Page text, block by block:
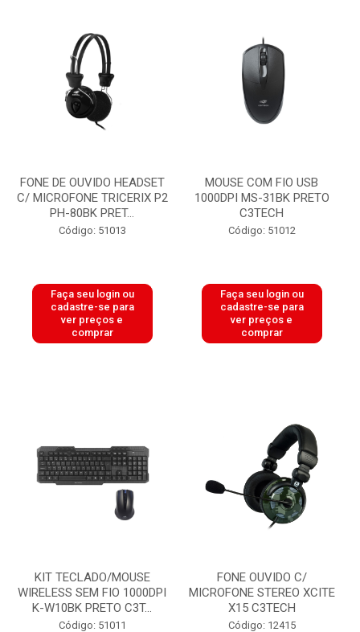
FONE DE OUVIDO HEADSET
C/ MICROFONE TRICERIX P2
PH-80BK PRET...
Código: 51013
Faça seu login ou
cadastre-se para
ver preços e
comprar
MOUSE COM FIO USB
1000DPI MS-31BK PRETO
C3TECH
Código: 51012
Faça seu login ou
cadastre-se para
ver preços e
comprar
KIT TECLADO/MOUSE
WIRELESS SEM FIO 1000DPI
K-W10BK PRETO C3T...
Código: 51011
FONE OUVIDO C/
MICROFONE STEREO XCITE
X15 C3TECH
Código: 12415